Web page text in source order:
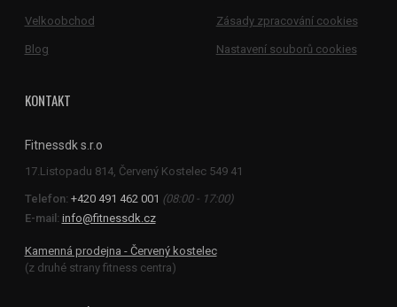
Velkoobchod Zásady zpracování cookies
Blog Nastavení souborů cookies
KONTAKT
Fitnessdk s.r.o
Telefon: +420 491 462 001 (08:00 - 17:00)
E-mail: info@fitnessdk.cz
Kamenná prodejna - Červený kostelec
(z druhé strany fitness centra)